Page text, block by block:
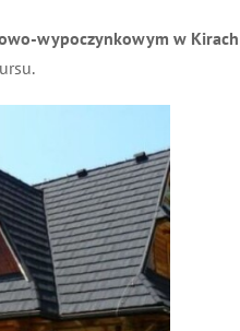
wypoczynkowym w Kirach